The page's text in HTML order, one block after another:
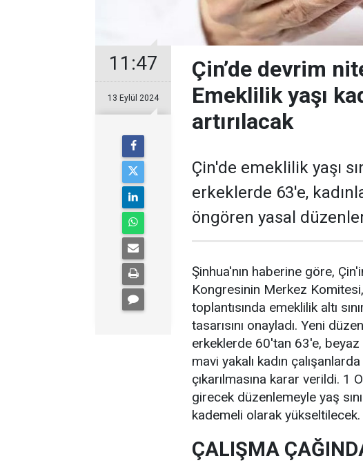
11:47
13 Eylül 2024
Çin’de devrim
Emeklilik yaşı
artırılacak
Çin'de emeklilik yaşı
erkeklerde 63'e,
öngören yasal
Şinhua'nın haberine göre,
Kongresinin Merkez
toplantısında emeklilik altı
tasarısını onayladı. Yeni
erkeklerde 60'tan 63'e, beyaz
mavi yakalı kadın
çıkarılmasına karar verildi.
girecek düzenlemeyle yaş
kademeli olarak yükseltilecek.
ÇALIŞMA